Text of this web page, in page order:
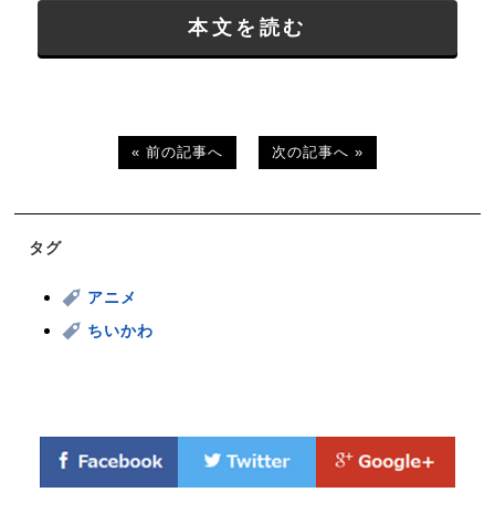
本文を読む
« 前の記事へ 次の記事へ »
タグ
アニメ
ちいかわ